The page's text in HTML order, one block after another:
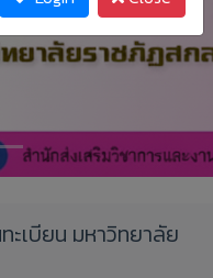
ะเบียน มหาวิทยาลัย